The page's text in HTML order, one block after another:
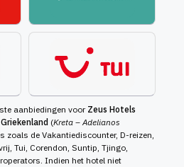
aanbiedingen voor Zeus Hotels
Griekenland (Kreta – Adelianos
zoals de Vakantiediscounter, D-reizen,
Tui, Corendon, Suntip, Tjingo,
Indien het hotel niet